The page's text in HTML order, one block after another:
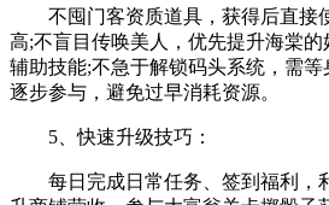
不囤门客资质道具，获得后直接
高;不盲目传唤美人，优先提升海棠
辅助技能;不急于解锁码头系统，需
逐步参与，避免过早消耗资源。
5、快速升级技巧：
每日完成日常任务、签到福利，